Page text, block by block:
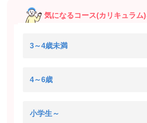
気になるコース(カリキュラム
3～4歳未満
4～6歳
小学生～